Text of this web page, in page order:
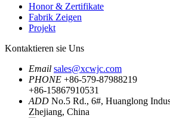
Honor & Zertifikate
Fabrik Zeigen
Projekt
Kontaktieren sie Uns
Email sales@xcwjc.com
PHONE +86-579-87988219
+86-15867910531
ADD No.5 Rd., 6#, Huanglong
Zhejiang, China